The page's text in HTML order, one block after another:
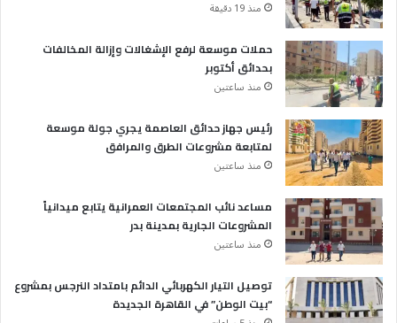
منذ 19 دقيقة
حملات موسعة لرفع الإشغالات وإزالة المخالفات
بحدائق أكتوبر
منذ ساعتين
رئيس جهاز حدائق العاصمة يجري جولة موسعة
لمتابعة مشروعات الطرق والمرافق
منذ ساعتين
مساعد نائب المجتمعات العمرانية يتابع ميدانياً
المشروعات الجارية بمدينة بدر
منذ ساعتين
توصيل التيار الكهربائي الدائم بامتداد النرجس بمشروع
“بيت الوطن” في القاهرة الجديدة